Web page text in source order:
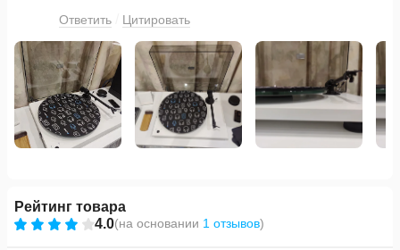
Ответить Цитировать
Рейтинг товара
4.0(на основании 1 отзывов)